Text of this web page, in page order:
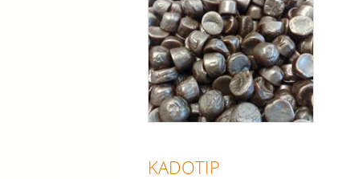
KADOTIP